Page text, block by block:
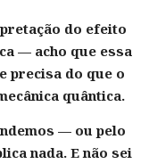
do efeito
— acho que essa
precisa do que o
quântica.
— ou pelo
nada. E não sei